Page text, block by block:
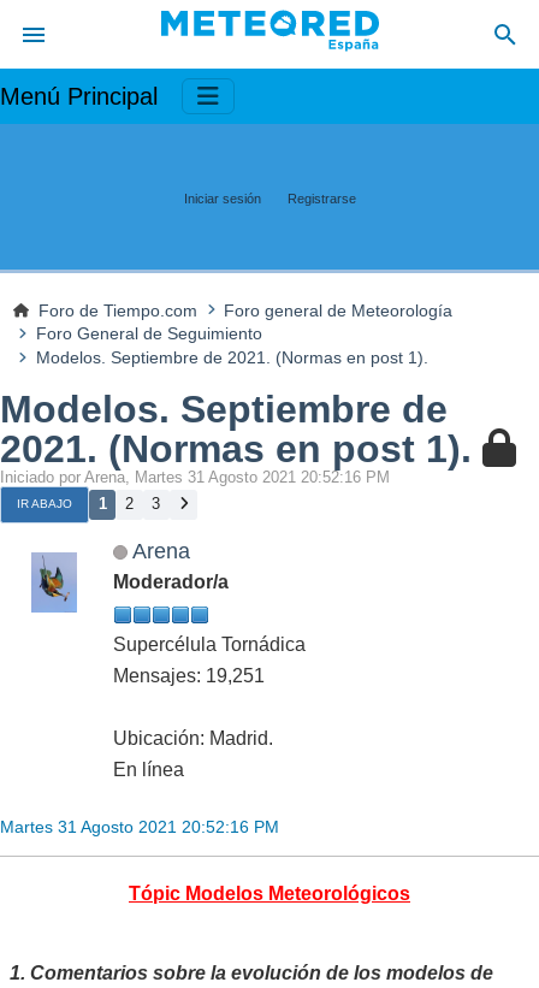
Menú Principal
Iniciar sesión Registrarse
Foro de Tiempo.com
Foro general de Meteorología
Foro General de Seguimiento
Modelos. Septiembre de 2021. (Normas en post 1).
Modelos. Septiembre de
2021. (Normas en post 1).
Iniciado por Arena, Martes 31 Agosto 2021 20:52:16 PM
IR ABAJO 1 2 3
Arena
Moderador/a
Supercélula Tornádica
Mensajes: 19,251
Ubicación: Madrid.
En línea
Martes 31 Agosto 2021 20:52:16 PM
Tópic Modelos Meteorológicos
1. Comentarios sobre la evolución de los modelos de